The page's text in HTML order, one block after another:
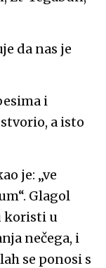
da nas je
i
a isto
je: „ve
Glagol
koristi u
nečega, i
se ponosi s